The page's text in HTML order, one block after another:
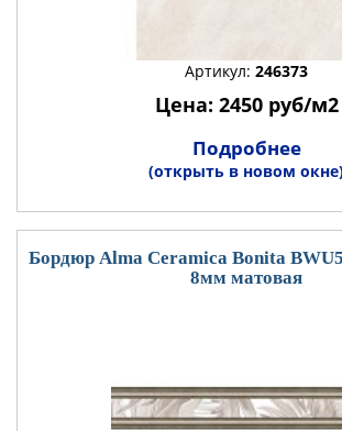
Артикул: 246373
Цена: 2450 руб/м2
Подробнее
(открыть в новом
Бордюр Alma Ceramica Bonita
8мм матовая